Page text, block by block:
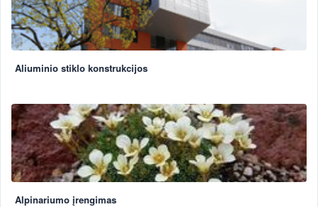
Aliuminio stiklo konstrukcijos
Alpinariumo įrengimas